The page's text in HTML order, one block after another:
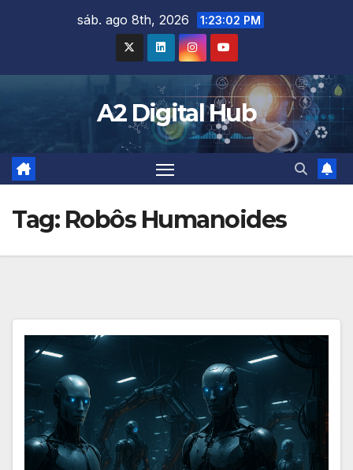
sáb. ago 8th, 2026 1:23:03 PM
A2 Digital Hub
Tag: Robôs Humanoides